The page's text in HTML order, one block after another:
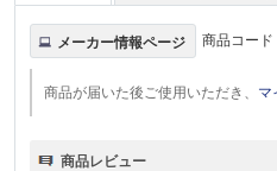
メーカー情報ページ 商品コード
商品が届いた後ご使用いただき、 マ
商品レビュー